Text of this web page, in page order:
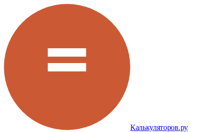
Калькуляторов.ру